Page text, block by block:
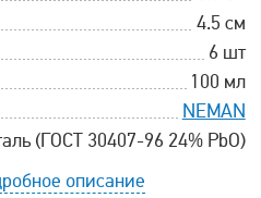
4.5 см
6 шт
100 мл
NEMAN
(ГОСТ 30407-96 24% PbO)
описание